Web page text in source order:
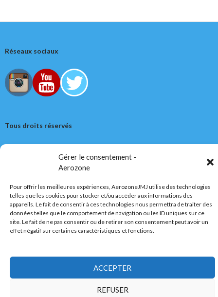
Gérer le consentement -
Aerozone
Pour offrir les meilleures expériences, AerozoneJMJ utilise des technologies
telles que les cookies pour stocker et/ou accéder aux informations des
appareils. Le fait de consentir à ces technologies nous permettra de traiter des
données telles que le comportement de navigation ou les ID uniques sur ce
site. Le fait de ne pas consentir ou de retirer son consentement peut avoir un
effet négatif sur certaines caractéristiques et fonctions.
ACCEPTER
REFUSER
Réseaux sociaux
Tous droits réservés
AerozoneJMJ.fr
Politique de confidentialité Fièrement propulsé par WordPress